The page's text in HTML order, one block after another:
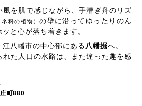
を肌で感じながら、手漕ぎ舟のリズ
ネ科の植物）の壁に沿ってゆったりのん
と心が落ち着きます。
八幡市の中心部にある八幡掘へ。
た人口の水路は、また違った趣を感
町880